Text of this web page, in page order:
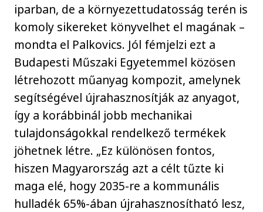
iparban, de a környezettudatosság terén is
komoly sikereket könyvelhet el magának –
mondta el Palkovics. Jól fémjelzi ezt a
Budapesti Műszaki Egyetemmel közösen
létrehozott műanyag kompozit, amelynek
segítségével újrahasznosítják az anyagot,
így a korábbinál jobb mechanikai
tulajdonságokkal rendelkező termékek
jöhetnek létre. „Ez különösen fontos,
hiszen Magyarország azt a célt tűzte ki
maga elé, hogy 2035-re a kommunális
hulladék 65%-ában újrahasznosítható lesz,